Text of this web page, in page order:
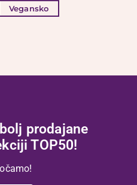
Vegansko
prodajane
TOP50!